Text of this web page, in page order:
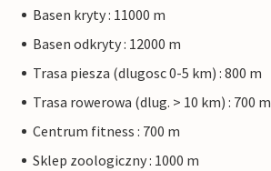
Basen kryty : 11000 m
Basen odkryty : 12000 m
Trasa piesza (dlugosc 0-5 km) : 800 m
Trasa rowerowa (dlug. > 10 km) : 700 m
Centrum fitness : 700 m
Sklep zoologiczny : 1000 m